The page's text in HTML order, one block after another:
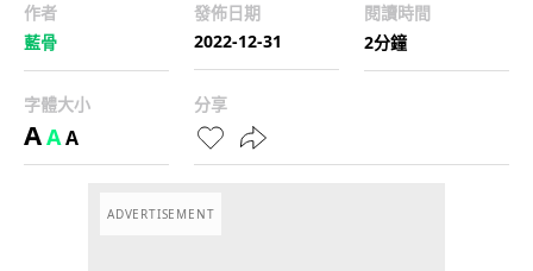
作者
藍骨
發佈日期
2022-12-31
閱讀時間
2分鐘
字體大小
AAA
分享
ADVERTISEMENT